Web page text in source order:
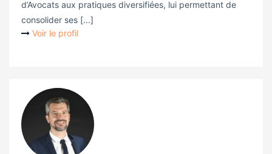
d’Avocats aux pratiques diversifiées, lui permettant de
consolider ses [...]
Voir le profil